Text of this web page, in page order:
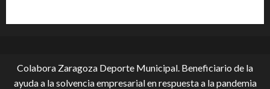
Colabora Zaragoza Deporte Municipal. Beneficiario de la
ayuda a la solvencia empresarial en respuesta a la pandemia